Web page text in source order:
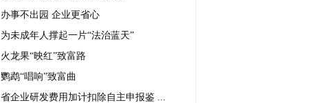
办事不出园 企业更省心
为未成年人撑起一片“法治蓝天”
火龙果“映红”致富路
鹦鹉“唱响”致富曲
省企业研发费用加计扣除自主申报鉴 ...